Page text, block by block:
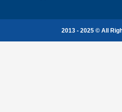
2013 - 2025 © All